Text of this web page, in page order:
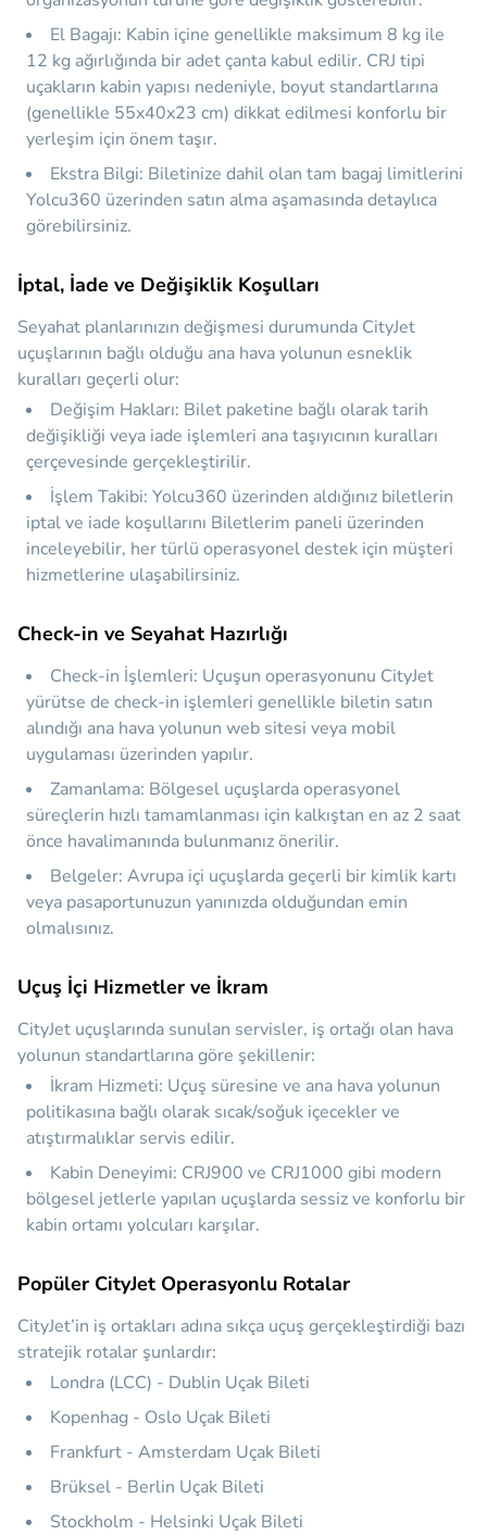
El Bagajı: Kabin içine genellikle maksimum 8 kg ile
12 kg ağırlığında bir adet çanta kabul edilir. CRJ tipi
uçakların kabin yapısı nedeniyle, boyut standartlarına
(genellikle 55x40x23 cm) dikkat edilmesi konforlu bir
yerleşim için önem taşır.
Ekstra Bilgi: Biletinize dahil olan tam bagaj limitlerini
Yolcu360 üzerinden satın alma aşamasında detaylıca
görebilirsiniz.
İptal, İade ve Değişiklik Koşulları
Seyahat planlarınızın değişmesi durumunda CityJet
uçuşlarının bağlı olduğu ana hava yolunun esneklik
kuralları geçerli olur:
Değişim Hakları: Bilet paketine bağlı olarak tarih
değişikliği veya iade işlemleri ana taşıyıcının kuralları
çerçevesinde gerçekleştirilir.
İşlem Takibi: Yolcu360 üzerinden aldığınız biletlerin
iptal ve iade koşullarını Biletlerim paneli üzerinden
inceleyebilir, her türlü operasyonel destek için müşteri
hizmetlerine ulaşabilirsiniz.
Check-in ve Seyahat Hazırlığı
Check-in İşlemleri: Uçuşun operasyonunu CityJet
yürütse de check-in işlemleri genellikle biletin satın
alındığı ana hava yolunun web sitesi veya mobil
uygulaması üzerinden yapılır.
Zamanlama: Bölgesel uçuşlarda operasyonel
süreçlerin hızlı tamamlanması için kalkıştan en az 2 saat
önce havalimanında bulunmanız önerilir.
Belgeler: Avrupa içi uçuşlarda geçerli bir kimlik kartı
veya pasaportunuzun yanınızda olduğundan emin
olmalısınız.
Uçuş İçi Hizmetler ve İkram
CityJet uçuşlarında sunulan servisler, iş ortağı olan hava
yolunun standartlarına göre şekillenir:
İkram Hizmeti: Uçuş süresine ve ana hava yolunun
politikasına bağlı olarak sıcak/soğuk içecekler ve
atıştırmalıklar servis edilir.
Kabin Deneyimi: CRJ900 ve CRJ1000 gibi modern
bölgesel jetlerle yapılan uçuşlarda sessiz ve konforlu bir
kabin ortamı yolcuları karşılar.
Popüler CityJet Operasyonlu Rotalar
CityJet’in iş ortakları adına sıkça uçuş gerçekleştirdiği bazı
stratejik rotalar şunlardır:
Londra (LCC) - Dublin Uçak Bileti
Kopenhag - Oslo Uçak Bileti
Frankfurt - Amsterdam Uçak Bileti
Brüksel - Berlin Uçak Bileti
Stockholm - Helsinki Uçak Bileti